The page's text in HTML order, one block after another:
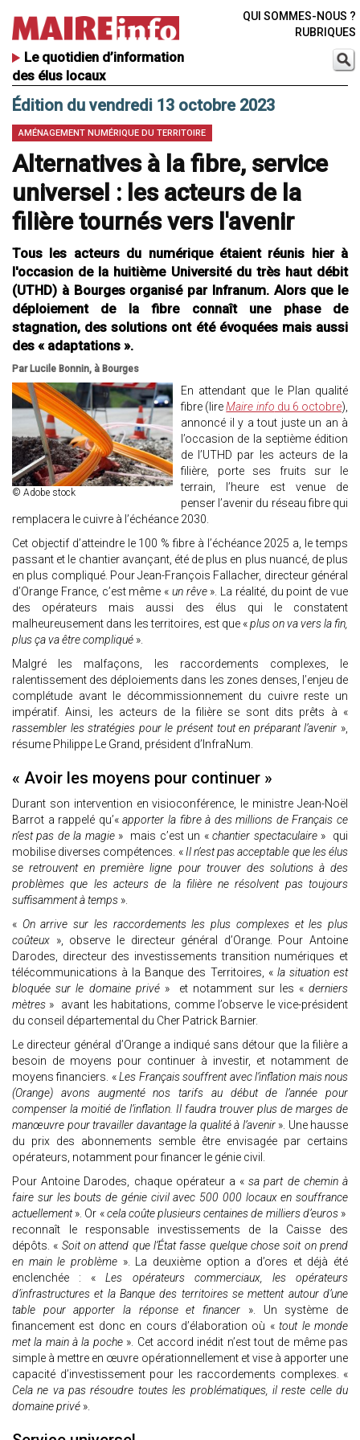
Le quotidien d’information
des élus locaux
QUI SOMMES-NOUS ?
RUBRIQUES
Édition du vendredi 13 octobre 2023
AMÉNAGEMENT NUMÉRIQUE DU TERRITOIRE
Alternatives à la fibre, service
universel : les acteurs de la
filière tournés vers l'avenir
Tous les acteurs du numérique étaient réunis hier à
l'occasion de la huitième Université du très haut débit
(UTHD) à Bourges organisé par Infranum. Alors que le
déploiement de la fibre connaît une phase de
stagnation, des solutions ont été évoquées mais aussi
des « adaptations ».
Par Lucile Bonnin, à Bourges
© Adobe stock
En attendant que le Plan qualité
fibre (lireMaire info du 6 octobre),
annoncé il y a tout juste un an à
l’occasion de la septième édition
de l’UTHD par les acteurs de la
filière, porte ses fruits sur le
terrain, l’heure est venue de
penser l’avenir du réseau fibre qui
remplacera le cuivre à l’échéance 2030.
Cet objectif d’atteindre le 100 % fibre à l’échéance 2025 a, le temps
passant et le chantier avançant, été de plus en plus nuancé, de plus
en plus compliqué. Pour Jean-François Fallacher, directeur général
d’Orange France, c’est même « un rêve». La réalité, du point de vue
des opérateurs mais aussi des élus qui le constatent
malheureusement dans les territoires, est que «plus on va vers la fin,
plus ça va être compliqué ».
Malgré les malfaçons, les raccordements complexes, le
ralentissement des déploiements dans les zones denses, l’enjeu de
complétude avant le décommissionnement du cuivre reste un
impératif. Ainsi, les acteurs de la filière se sont dits prêts à «
rassembler les stratégies pour le présent tout en préparant l’avenir »,
résume Philippe Le Grand, président d’InfraNum.
« Avoir les moyens pour continuer »
Durant son intervention en visioconférence, le ministre Jean-Noël
Barrot a rappelé qu’«apporter la fibre à des millions de Français ce
n’est pas de la magie» mais c’est un «chantier spectaculaire» qui
mobilise diverses compétences. «Il n’est pas acceptable que les élus
se retrouvent en première ligne pour trouver des solutions à des
problèmes que les acteurs de la filière ne résolvent pas toujours
suffisamment à temps ».
« On arrive sur les raccordements les plus complexes et les plus
coûteux », observe le directeur général d’Orange. Pour Antoine
Darodes, directeur des investissements transition numériques et
télécommunications à la Banque des Territoires, «la situation est
bloquée sur le domaine privé » et notamment sur les «derniers
mètres » avant les habitations, comme l’observe le vice-président
du conseil départemental du Cher Patrick Barnier.
Le directeur général d’Orange a indiqué sans détour que la filière a
besoin de moyens pour continuer à investir, et notamment de
moyens financiers. «Les Français souffrent avec l’inflation mais nous
(Orange) avons augmenté nos tarifs au début de l’année pour
compenser la moitié de l’inflation. Il faudra trouver plus de marges de
manœuvre pour travailler davantage la qualité à l’avenir ». Une hausse
du prix des abonnements semble être envisagée par certains
opérateurs, notamment pour financer le génie civil.
Pour Antoine Darodes, chaque opérateur a « sa part de chemin à
faire sur les bouts de génie civil avec 500 000 locaux en souffrance
actuellement». Or «cela coûte plusieurs centaines de milliers d’euros »
reconnaît le responsable investissements de la Caisse des
dépôts. « Soit on attend que l’État fasse quelque chose soit on prend
en main le problème ». La deuxième option a d’ores et déjà été
enclenchée : «Les opérateurs commerciaux, les opérateurs
d’infrastructures et la Banque des territoires se mettent autour d’une
table pour apporter la réponse et financer ». Un système de
financement est donc en cours d’élaboration où «tout le monde
met la main à la poche». Cet accord inédit n’est tout de même pas
simple à mettre en œuvre opérationnellement et vise à apporter une
capacité d’investissement pour les raccordements complexes. «
Cela ne va pas résoudre toutes les problématiques, il reste celle du
domaine privé ».